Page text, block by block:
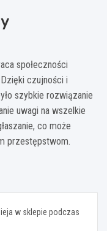
społeczności
czujności i
szybkie rozwiązanie
uwagi na wszelkie
co może
przestępstwom.
w sklepie podczas